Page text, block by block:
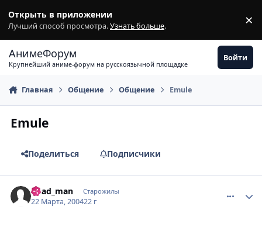
Открыть в приложении
Лучший способ просмотра.Узнать больше. ×
АнимеФорум
Крупнейший аниме-форум на русскоязычной площадке
Войти
Главная Общение Общение Emule
Emule
Поделиться Подписчики
Dead_man Старожилы
22 Марта, 200422 г